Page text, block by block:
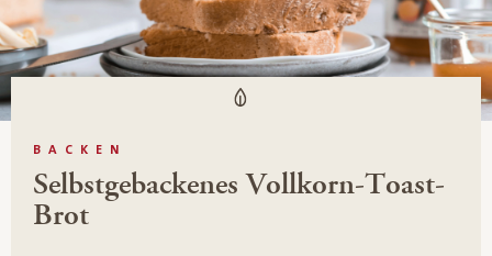
BACKEN
Selbstgebackenes Vollkorn-Toast-
Brot